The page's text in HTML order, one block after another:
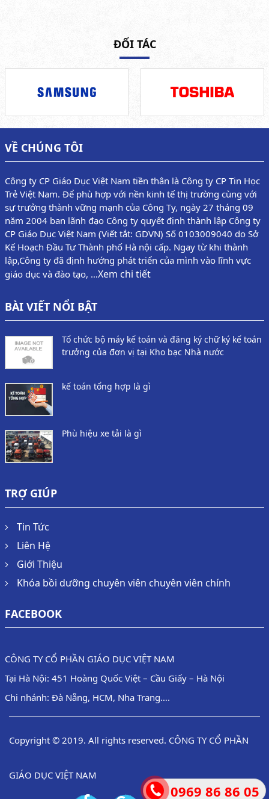
0969 86 86 05
ĐỐI TÁC
VỀ CHÚNG TÔI
Công ty CP Giáo Dục Việt Nam tiền thân là Công ty CP Tin Học
Trẻ Việt Nam. Để phù hợp với nền kinh tế thị trường cùng với
sự trưởng thành vững mạnh của Công Ty, ngày 27 tháng 09
năm 2004 ban lãnh đạo Công ty quyết định thành lập Công ty
CP Giáo Dục Việt Nam (Viết tắt: GDVN) Số 0103009040 do Sở
Kế Hoạch Đầu Tư Thành phố Hà nội cấp. Ngay từ khi thành
lập,Công ty đã định hướng phát triển của mình vào lĩnh vực
giáo dục và đào tạo, …Xem chi tiết
BÀI VIẾT NỔI BẬT
Tổ chức bộ máy kế toán và đăng ký chữ ký kế toán
trưởng của đơn vị tại Kho bạc Nhà nước
kế toán tổng hợp là gì
Phù hiệu xe tải là gì
TRỢ GIÚP
Tin Tức
Liên Hệ
Giới Thiệu
Khóa bồi dưỡng chuyên viên chuyên viên chính
FACEBOOK
CÔNG TY CỔ PHẦN GIÁO DỤC VIỆT NAM
Tại Hà Nội: 451 Hoàng Quốc Việt – Cầu Giấy – Hà Nội
Chi nhánh: Đà Nẵng, HCM, Nha Trang….
Copyright © 2019. All rights reserved. CÔNG TY CỔ PHẦN
GIÁO DỤC VIỆT NAM